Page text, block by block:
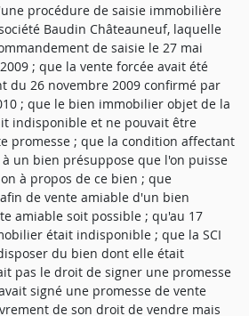
procédure de saisie immobilière
Baudin Châteauneuf, laquelle
de saisie le 27 mai
; que la vente forcée avait été
du 26 novembre 2009 confirmé par
; que le bien immobilier objet de la
indisponible et ne pouvait être
promesse ; que la condition affectant
un bien présuppose que l'on puisse
à propos de ce bien ; que
de vente amiable d'un bien
amiable soit possible ; qu'au 17
était indisponible ; que la SCI
du bien dont elle était
pas le droit de signer une promesse
signé une promesse de vente
de son droit de vendre mais